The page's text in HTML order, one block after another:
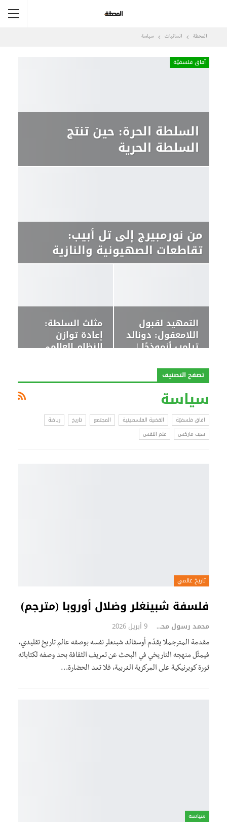
المحطة انسانيات سياسة
آفاق فلسفيّة‎
السلطة الحرة: حين تنتج
السلطة الحرية
من نورمبيرج إلى تل أبيب:
تقاطعات الصهيونية والنازية
التمهيد لقبول
اللامعقول: دونالد
ترامب أنموذجًا |
مثلث السلطة:
إعادة توازن
النظام العالمي
تصفح التصنيف
سياسة
آفاق فلسفيّة‎ القضية الفلسطينية المجتمع تاريخ
رياضة
سبت ماركس
علم النفس
تاريخ عالمي
فلسفة شبينغلر وضلال أوروبا (مترجم)
محمد رسول محمد 9 أبريل 2026
مقدمة المترجملا يقدّم أوسفالد شبنغلر نفسه بوصفه عالم تاريخ تقليدي،
فيمثّل منهجه التاريخي في البحث عن تعريف الثقافة بحد وصفه لكتاباته
ثورة كوبرنيكية على المركزية الغربية، فلا تعد الحضارة…
سياسة